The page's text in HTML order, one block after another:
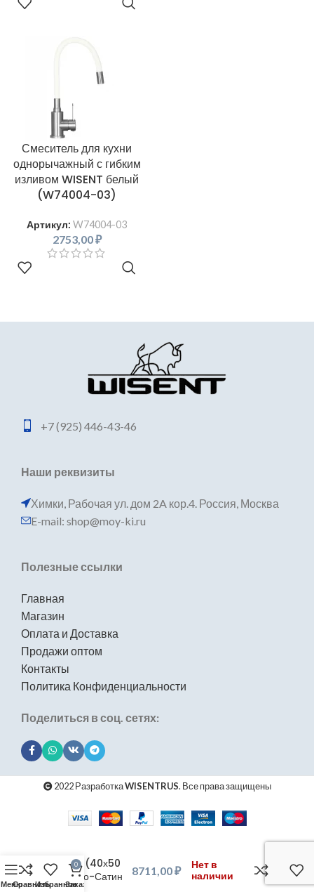
Смеситель для кухни
однорычажный с гибким
изливом WISENT белый
(W74004-03)
Артикул: W74004-03
2753,00₽
+7 (925) 446-43-46
Наши реквизиты
Химки, Рабочая ул. дом 2A кор.4. Россия, Москва
E-mail: shop@moy-ki.ru
Полезные ссылки
Главная
Магазин
Оплата и Доставка
Продажи оптом
Контакты
Политика Конфиденциальности
Поделиться в соц. сетях:
2022 РазработкаWISENTRUS. Все права защищены
Кухонная мойка
из нержавеющей
WISENT (40х50
см) Нано-Сатин
8711,00₽
Нет в
наличии
МенюСравнитьИзбранное
0
Заказ